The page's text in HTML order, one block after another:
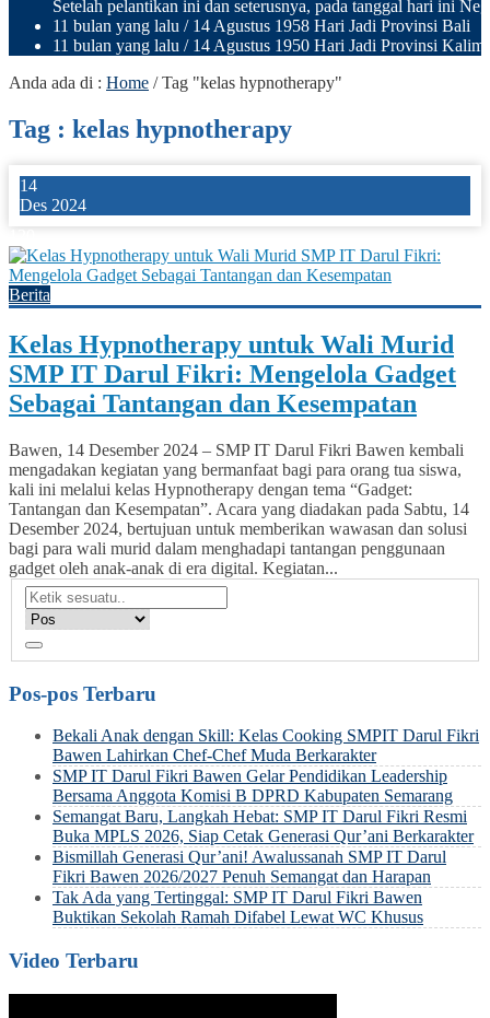
Setelah pelantikan ini dan seterusnya, pada tanggal hari ini
11 bulan yang lalu / 14 Agustus 1958 Hari Jadi Provinsi Bali
11 bulan yang lalu / 14 Agustus 1950 Hari Jadi Provinsi
Anda ada di : Home /Tag "kelas hypnotherapy"
Tag : kelas hypnotherapy
14
Des 2024
Berita
Kelas Hypnotherapy untuk Wali Murid
SMP IT Darul Fikri: Mengelola Gadget
Sebagai Tantangan dan Kesempatan
Bawen, 14 Desember 2024 – SMP IT Darul Fikri Bawen kembali
mengadakan kegiatan yang bermanfaat bagi para orang tua siswa,
kali ini melalui kelas Hypnotherapy dengan tema “Gadget:
Tantangan dan Kesempatan”. Acara yang diadakan pada Sabtu, 14
Desember 2024, bertujuan untuk memberikan wawasan dan solusi
bagi para wali murid dalam menghadapi tantangan penggunaan
gadget oleh anak-anak di era digital. Kegiatan...
Pos-pos Terbaru
Bekali Anak dengan Skill: Kelas Cooking SMPIT Darul Fikri
Bawen Lahirkan Chef-Chef Muda Berkarakter
SMP IT Darul Fikri Bawen Gelar Pendidikan Leadership
Bersama Anggota Komisi B DPRD Kabupaten Semarang
Semangat Baru, Langkah Hebat: SMP IT Darul Fikri Resmi
Buka MPLS 2026, Siap Cetak Generasi Qur’ani Berkarakter
Bismillah Generasi Qur’ani! Awalussanah SMP IT Darul
Fikri Bawen 2026/2027 Penuh Semangat dan Harapan
Tak Ada yang Tertinggal: SMP IT Darul Fikri Bawen
Buktikan Sekolah Ramah Difabel Lewat WC Khusus
Video Terbaru